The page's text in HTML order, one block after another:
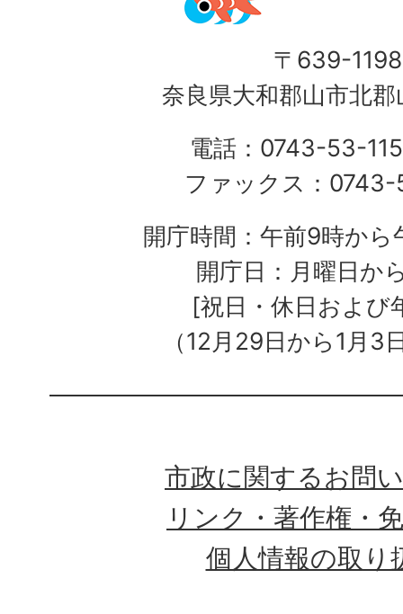
〒639-1198
奈良県大和郡山市北
電話：0743-53-
ファックス：
開庁時間：午前9時か
開庁日：月曜日か
[祝日・休日および
（12月29日から1月3
市政に関するお問
リンク・著作権・
個人情報の取り